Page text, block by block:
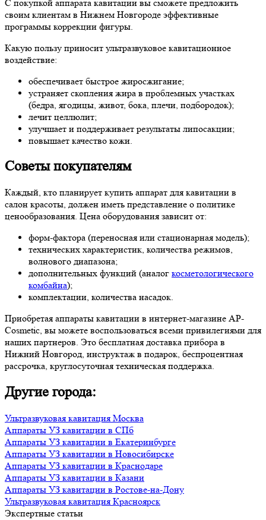
С покупкой аппарата кавитации вы сможете предложить
своим клиентам в Нижнем Новгороде эффективные
программы коррекции фигуры.
Какую пользу приносит ультразвуковое кавитационное
воздействие:
обеспечивает быстрое жиросжигание;
устраняет скопления жира в проблемных участках
(бедра, ягодицы, живот, бока, плечи, подбородок);
лечит целлюлит;
улучшает и поддерживает результаты липосакции;
повышает качество кожи.
Советы покупателям
Каждый, кто планирует купить аппарат для кавитации в
салон красоты, должен иметь представление о политике
ценообразования. Цена оборудования зависит от:
форм-фактора (переносная или стационарная модель);
технических характеристик, количества режимов,
волнового диапазона;
дополнительных функций (аналог косметологического
комбайна);
комплектации, количества насадок.
Приобретая аппараты кавитации в интернет-магазине AP-
Cosmetic, вы можете воспользоваться всеми привилегиями для
наших партнеров. Это бесплатная доставка прибора в
Нижний Новгород, инструктаж в подарок, беспроцентная
рассрочка, круглосуточная техническая поддержка.
Другие города:
Ультразвуковая кавитация Москва
Аппараты УЗ кавитации в СПб
Аппараты УЗ кавитации в Екатеринбурге
Аппараты УЗ кавитации в Новосибирске
Аппараты УЗ кавитации в Краснодаре
Аппараты УЗ кавитации в Казани
Аппараты УЗ кавитации в Ростове-на-Дону
Ультразвуковая кавитация Красноярск
Экспертные статьи